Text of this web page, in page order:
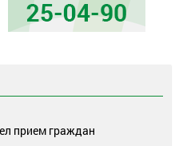
прием граждан